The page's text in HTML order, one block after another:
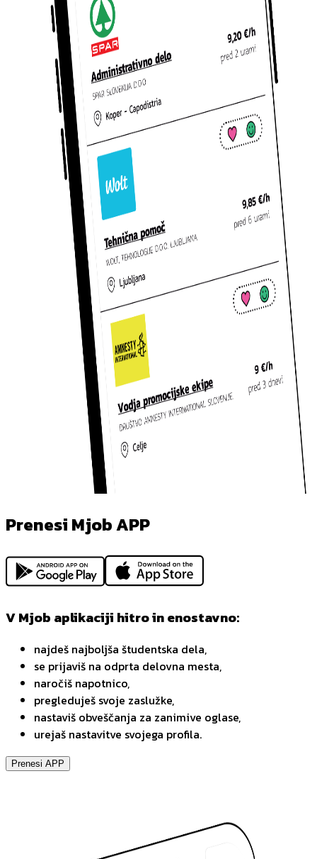
Prenesi Mjob APP
V Mjob aplikaciji hitro in enostavno:
najdeš najboljša študentska dela,
se prijaviš na odprta delovna mesta,
naročiš napotnico,
pregleduješ svoje zaslužke,
nastaviš obveščanja za zanimive oglase,
urejaš nastavitve svojega profila.
Prenesi APP